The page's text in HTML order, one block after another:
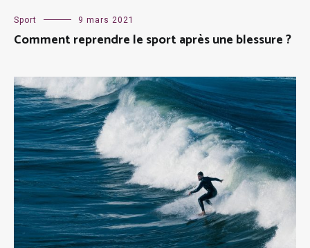
Sport 9 mars 2021
Comment reprendre le sport après une blessure ?